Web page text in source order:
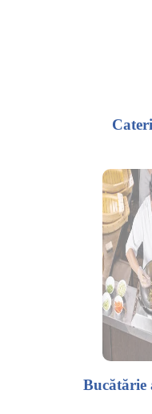
Bucătărie